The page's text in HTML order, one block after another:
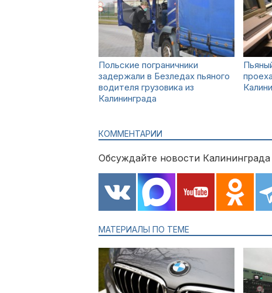
Польские пограничники
задержали в Безледах пьяного
водителя грузовика из
Калининграда
КОММЕНТАРИИ
Обсуждайте новости
МАТЕРИАЛЫ ПО ТЕМЕ